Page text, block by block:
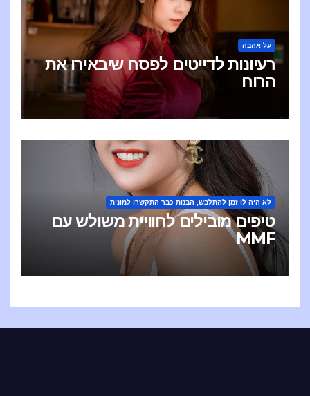
על אהבה
רעיונות לדייטים לפסח שיבאירו את
הרוח
לא היה לו זמן להתלבש, הבנות כבר התקשרו למונית
טיפים מובילים לחוויית משולש עם
MMF